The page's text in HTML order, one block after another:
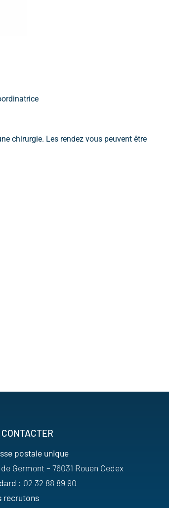
chirurgie. Les rendez vous peuvent être
postale unique
de Germont – 76031 Rouen Cedex
: 02 32 88 89 90
recrutons